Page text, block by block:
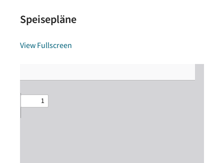
Speisepläne
View Fullscreen
PDF-
Inhalt
springen